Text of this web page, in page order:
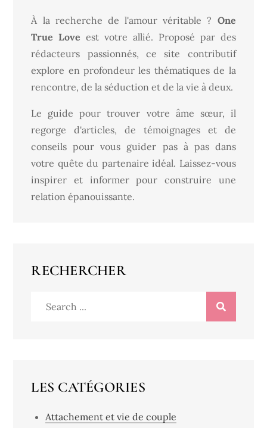
À la recherche de l'amour véritable ? One
True Love est votre allié. Proposé par des
rédacteurs passionnés, ce site contributif
explore en profondeur les thématiques de la
rencontre, de la séduction et de la vie à deux.
Le guide pour trouver votre âme sœur, il
regorge d'articles, de témoignages et de
conseils pour vous guider pas à pas dans
votre quête du partenaire idéal. Laissez-vous
inspirer et informer pour construire une
relation épanouissante.
RECHERCHER
LES CATÉGORIES
Attachement et vie de couple